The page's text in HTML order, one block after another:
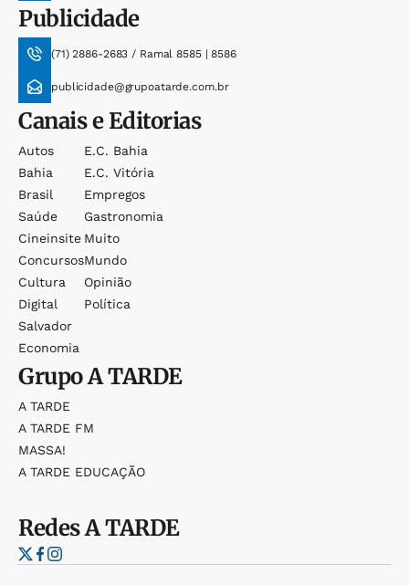
Publicidade
(71) 2886-2683 / Ramal 8585 | 8586
publicidade@grupoatarde.com.br
Canais e Editorias
Autos
Bahia
Brasil
Saúde
Cineinsite
Concursos
Cultura
Digital
Salvador
Economia
E.c. Bahia
E.c. Vitória
Empregos
Gastronomia
Muito
Mundo
Opinião
Política
GrupoA TARDE
A TARDE
A TARDE FM
MASSA!
A TARDE EDUCAÇÃO
RedesA TARDE